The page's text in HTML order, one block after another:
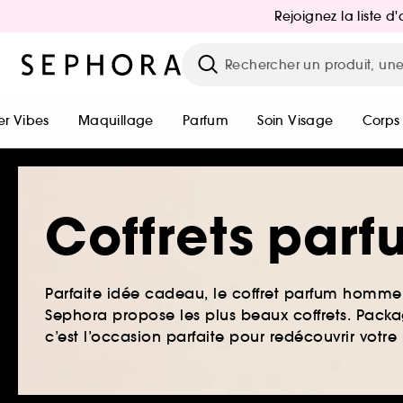
Rejoignez la liste
Vibes Maquillage Parfum Soin Visage Corps
Coffrets
Parfaite idée cadeau, le coffret parfum
Sephora propose les plus beaux coffrets.
c’est l’occasion parfaite pour redécouvrir